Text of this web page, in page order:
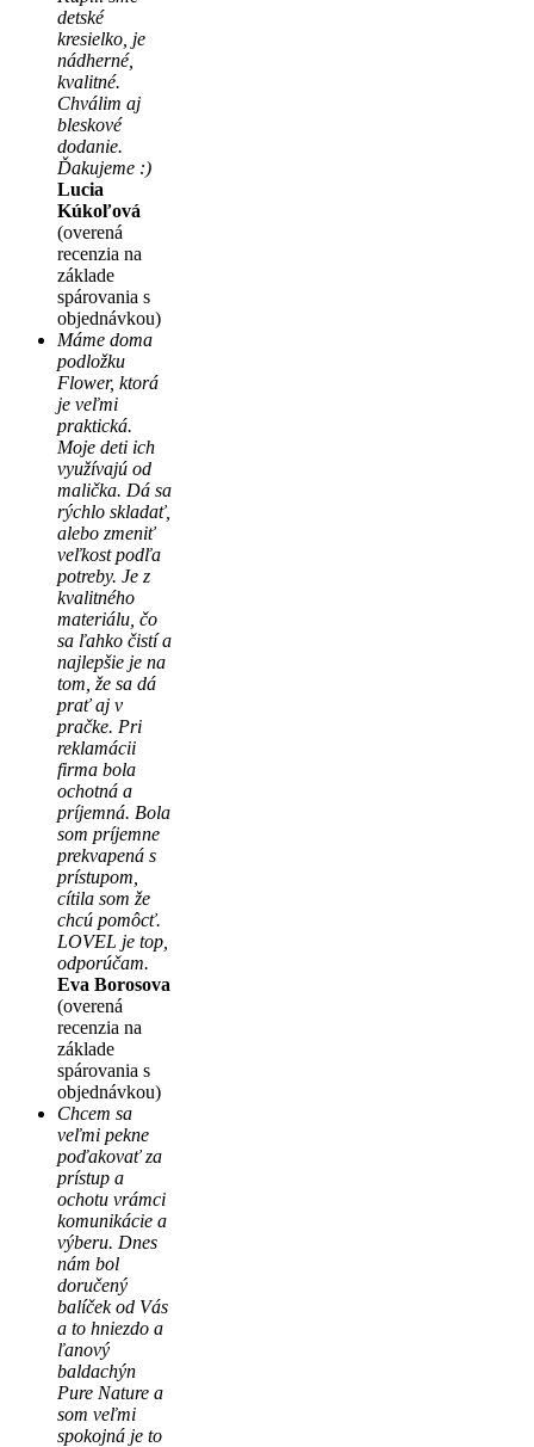
detské
kresielko, je
nádherné,
kvalitné.
Chválim aj
bleskové
dodanie.
Ďakujeme :)
Lucia
Kúkoľová
(overená
recenzia na
základe
spárovania s
objednávkou)
Máme doma
podložku
Flower, ktorá
je veľmi
praktická.
Moje deti ich
využívajú od
malička. Dá sa
rýchlo skladať,
alebo zmeniť
veľkost podľa
potreby. Je z
kvalitného
materiálu, čo
sa ľahko čistí a
najlepšie je na
tom, že sa dá
prať aj v
pračke. Pri
reklamácii
firma bola
ochotná a
príjemná. Bola
som príjemne
prekvapená s
prístupom,
cítila som že
chcú pomôcť.
LOVEL je top,
odporúčam.
Eva Borosova
(overená
recenzia na
základe
spárovania s
objednávkou)
Chcem sa
veľmi pekne
poďakovať za
prístup a
ochotu vrámci
komunikácie a
výberu. Dnes
nám bol
doručený
balíček od Vás
a to hniezdo a
ľanový
baldachýn
Pure Nature a
som veľmi
spokojná je to